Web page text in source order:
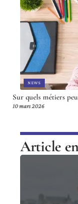
NEWS
Sur quels métiers
10 mars 2026
Article